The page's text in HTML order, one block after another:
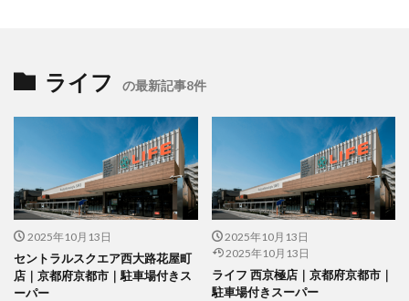
ライフ の最新記事8件
2025年10月13日
セントラルスクエア西大路花屋町
店｜京都府京都市｜駐車場付きス
ーパー
2025年10月13日
2025年10月13日
ライフ 西京極店｜京都府京都市｜
駐車場付きスーパー